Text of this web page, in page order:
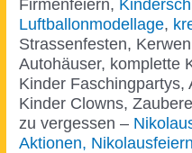
Firmenfeiern,
Luftballonmodellage,
Strassenfesten,
Autohäuser, komplette
Kinder Faschingpartys,
Kinder Clowns,
zu vergessen –
Aktionen, Nikolausfeiern